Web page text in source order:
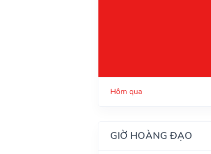
Hôm qua
GIỜ HOÀNG ĐẠO